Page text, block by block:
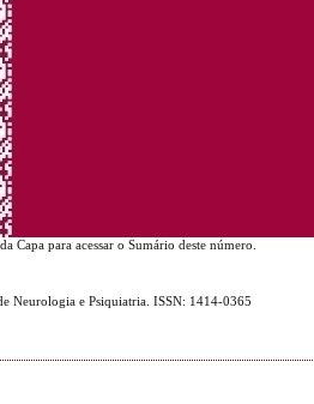
Capa para acessar o Sumário deste número.
Neurologia e Psiquiatria. ISSN: 1414-0365